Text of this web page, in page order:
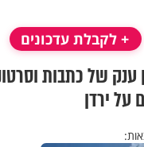
+ לקבלת עדכונים
ענק של כתבות
על ירדן